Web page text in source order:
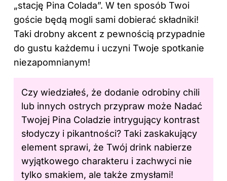
„stację Pina Colada”. W ten sposób Twoi
goście będą mogli sami dobierać składniki!
Taki drobny akcent z pewnością przypadnie
do gustu każdemu i uczyni Twoje spotkanie
niezapomnianym!
Czy wiedziałeś, że dodanie odrobiny chili
lub innych ostrych przypraw może Nadać
Twojej Pina Coladzie intrygujący kontrast
słodyczy i pikantności? Taki zaskakujący
element sprawi, że Twój drink nabierze
wyjątkowego charakteru i zachwyci nie
tylko smakiem, ale także zmysłami!